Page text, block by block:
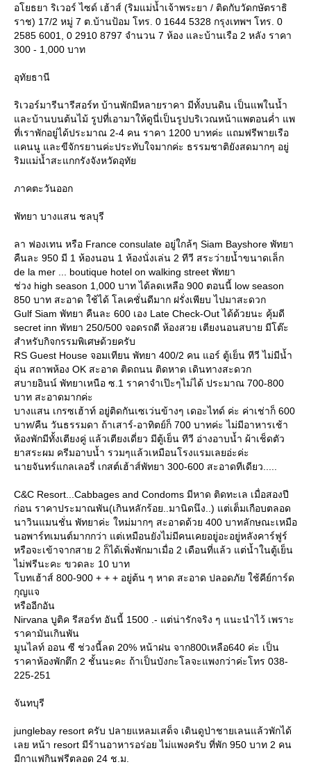
อโยธยา ริเวอร์ ไซด์ เฮ้าส์ (ริมแม่น้ำเจ้าพระยา / ติดกับวัดกษัตราธิ
ราช) 17/2 หมู่ 7 ต.บ้านป้อม โทร. 0 1644 5328 กรุงเทพฯ โทร. 0
2585 6001, 0 2910 8797 จำนวน 7 ห้อง และบ้านเรือ 2 หลัง ราคา
300 - 1,000 บาท
อุทัยธานี
ริเวอร์มารีนารีสอร์ท บ้านพักมีหลายราคา มีทั้งบนดิน เป็นแพในน้ำ
ละบ้านบนต้นไม้ รูปที่เอามาให้ดูนี่เป็นรูปบริเวณหน้าแพตอนค่ำ แพ
ที่เราพักอยู่ได้ประมาณ 2-4 คน ราคา 1200 บาทค่ะ แถมฟรีพายเรือ
คนนู และขีจักรยานค่ะประทับใจมากค่ะ ธรรมชาติยังสดมากๆ อยู่
ริมแม่น้ำสะแกกรังจังหวัดอุทั
ภาคตะวันออก
พัทยา บางแสน ชลบุรี
ลา ฟองเทน หรือ France consulate อยู่ใกล้ๆ Siam Bayshore พัทยา
คืนละ 950 มี 1 ห้องนอน 1 ห้องนั่งเล่น 2 ทีวี สระว่ายน้ำขนาดเล็ก
de la mer ... boutique hotel on walking street พัทยา
ช่วง high season 1,000 บาท ได้ลดเหลือ 900 ตอนนี้ low season
850 บาท สะอาด ใช้ได้ โลเคชั่นดีมาก ฝรั่งเพียบ ไปมาสะดวก
Gulf Siam พัทยา คืนละ 600 เอง Late Check-Out ได้ด้วยนะ คุ้มดี
secret inn พัทยา 250/500 จอดรถดี ห้องสวย เตียงนอนสบาย มีโต๊ะ
สำหรับกิจกรรมพิเศษด้วยครับ
RS Guest House จอมเทียน พัทยา 400/2 คน แอร์ ตู้เย็น ทีวี ไม่มีน้ำ
อุ่น สถาพห้อง OK สะอาด ติดถนน ติดหาด เดินทางสะดวก
สบายอินน์ พัทยาเหนือ ซ.1 ราคาจำเป๊ะๆไม่ได้ ประมาณ 700-800
บาท สะอาดมากค่ะ
บางแสน เกรซเฮ้าท์ อยู่ติดกันเซเว่นข้างๆ เดอะไทด์ ค่ะ ค่าเช่าก็ 600
บาท/คืน วันธรรมดา ถ้าเสาร์-อาทิตย์ก็ 700 บาทค่ะ ไม่มีอาหารเช้า
ห้องพักมีทั้งเตียงคู่ แล้วเตียงเดี่ยว มีตู้เย็น ทีวี อ่างอาบน้ำ ผ้าเช็ดตัว
าสระผม ครีมอาบน้ำ รวมๆแล้วเหมือนโรงแรมเลยอ่ะค่ะ
นายจันทร์แกลเลอรี่ เกสต์เฮ้าส์พัทยา 300-600 สะอาดทีเดียว.....
C&C Resort...Cabbages and Condoms มีหาด ติดทะเล เมื่อสองปี
ก่อน ราคาประมาณพัน(เกินหลักร้อย..มานิดนึง..) แต่เต็มเกือบตลอด
นาวินแมนชั่น พัทยาค่ะ ใหม่มากๆ สะอาดด้วย 400 บาทลักษณะเหมือ
นอพาร์ทเมนต์มากกว่า แต่เหมือนยังไม่มีคนเคยอยู่อะอยู่หลังคาร์ฟูร์
หรือจะเข้าจากสาย 2 ก็ได้เพิ่งพักมาเมื่อ 2 เดือนที่แล้ว แต่น้ำในตู้เย็น
ไม่ฟรีนะคะ ขวดละ 10 บาท
บทเฮ้าส์ 800-900 + + + อยู่ต้น ๆ หาด สะอาด ปลอดภัย ใช้คีย์การ์ด
กุญแจ
หรืออีกอัน
Nirvana บูติค รีสอร์ท อันนี้ 1500 .- แต่น่ารักจริง ๆ แนะนำไว้ เพราะ
ราคามันเกินพัน
มูนไลท์ ออน ซี ช่วงนี้ลด 20% หน้าฝน จาก800เหลือ640 ค่ะ เป็น
ราคาห้องพักตึก 2 ชั้นนะคะ ถ้าเป็นบังกะโลจะแพงกว่าค่ะโทร 038-
225-251
จันทบุรี
junglebay resort ครับ ปลายแหลมเสด็จ เดินดูป่าชายเลนแล้วพักได้
เลย หน้า resort มีร้านอาหารอร่อย ไม่แพงครับ ที่พัก 950 บาท 2 คน
มีกาแฟกินฟรีตลอด 24 ช.ม.